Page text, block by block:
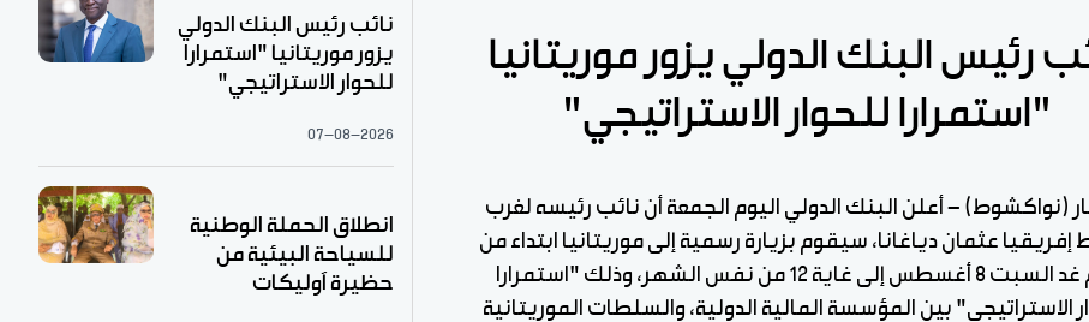
رئيس البنك الدولي يزور موريتانيا
"استمرارا للحوار الاستراتيجي"
(نواكشوط) - أعلن البنك الدولي اليوم الجمعة أن نائب رئيسه لغرب
عثمان دياغانا، سيقوم بزيارة رسمية إلى موريتانيا ابتداء من
يوم غد السبت 8 أغسطس إلى غاية 12 من نفس الشهر، وذلك "استمرارا
الاستراتيجي" بين المؤسسة المالية الدولية، والسلطات الموريتانية
نائب رئيس البنك الدولي
يزور موريتانيا "استمرارا
للحوار الاستراتيجي"
07-08-2026
انطلاق الحملة الوطنية
للسياحة البيئية من
حظيرة آوليكات